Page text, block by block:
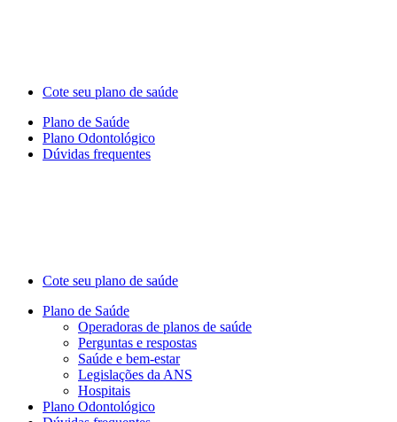
Cote seu plano de saúde
Plano de Saúde
Plano Odontológico
Dúvidas frequentes
Cote seu plano de saúde
Plano de Saúde
Operadoras de planos de saúde
Perguntas e respostas
Saúde e bem-estar
Legislações da ANS
Hospitais
Plano Odontológico